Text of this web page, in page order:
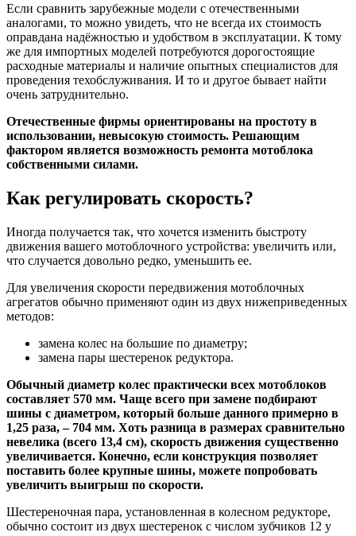
Если сравнить зарубежные модели с отечественными
аналогами, то можно увидеть, что не всегда их стоимость
оправдана надёжностью и удобством в эксплуатации. К тому
же для импортных моделей потребуются дорогостоящие
расходные материалы и наличие опытных специалистов для
проведения техобслуживания. И то и другое бывает найти
очень затруднительно.
Отечественные фирмы ориентированы на простоту в
использовании, невысокую стоимость. Решающим
фактором является возможность ремонта мотоблока
собственными силами.
Как регулировать скорость?
Иногда получается так, что хочется изменить быстроту
движения вашего мотоблочного устройства: увеличить или,
что случается довольно редко, уменьшить ее.
Для увеличения скорости передвижения мотоблочных
агрегатов обычно применяют один из двух нижеприведенных
методов:
замена колес на большие по диаметру;
замена пары шестеренок редуктора.
Обычный диаметр колес практически всех мотоблоков
составляет 570 мм. Чаще всего при замене подбирают
шины с диаметром, который больше данного примерно в
1,25 раза, – 704 мм. Хоть разница в размерах сравнительно
невелика (всего 13,4 см), скорость движения существенно
увеличивается. Конечно, если конструкция позволяет
поставить более крупные шины, можете попробовать
увеличить выигрыш по скорости.
Шестереночная пара, установленная в колесном редукторе,
обычно состоит из двух шестеренок с числом зубчиков 12 у